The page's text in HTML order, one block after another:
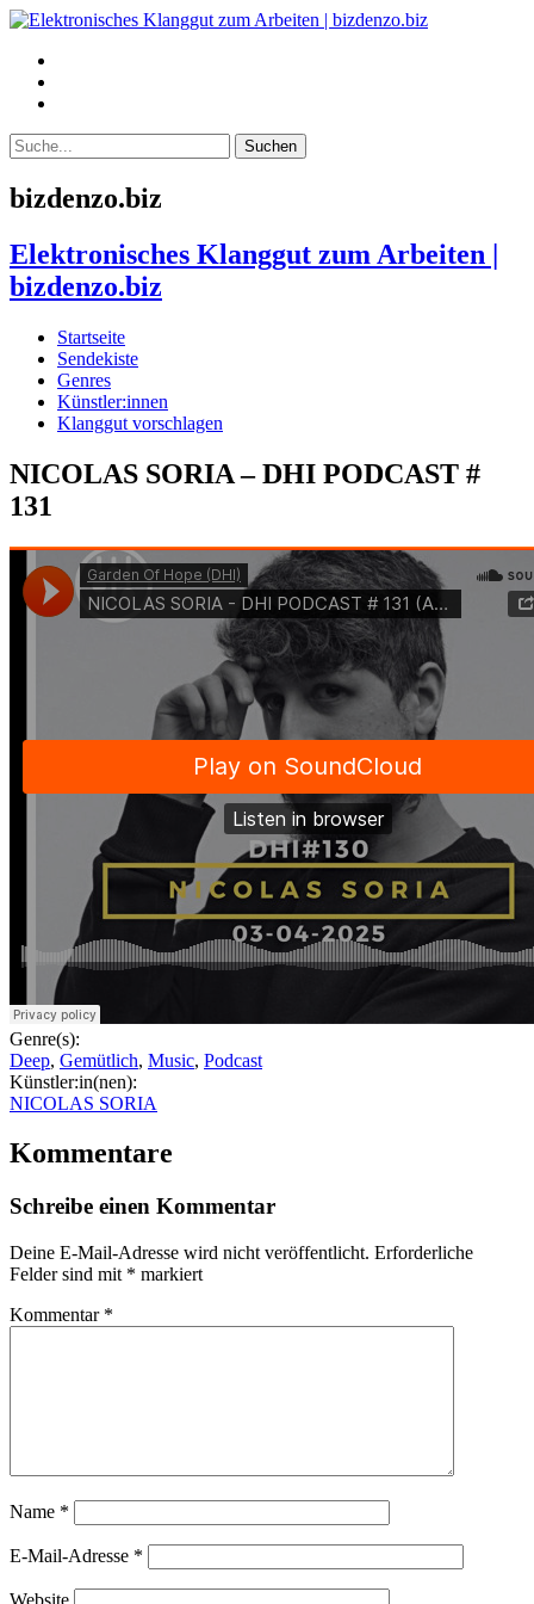
bizdenzo.biz
Elektronisches Klanggut zum Arbeiten |
bizdenzo.biz
Startseite
Sendekiste
Genres
Künstler:innen
Klanggut vorschlagen
NICOLAS SORIA – DHI PODCAST #
131
Genre(s):
Deep, Gemütlich, Music, Podcast
Künstler:in(nen):
NICOLAS SORIA
Kommentare
Schreibe einen Kommentar
Deine E-Mail-Adresse wird nicht veröffentlicht. Erforderliche
Felder sind mit * markiert
Kommentar *
Name *
E-Mail-Adresse *
Website